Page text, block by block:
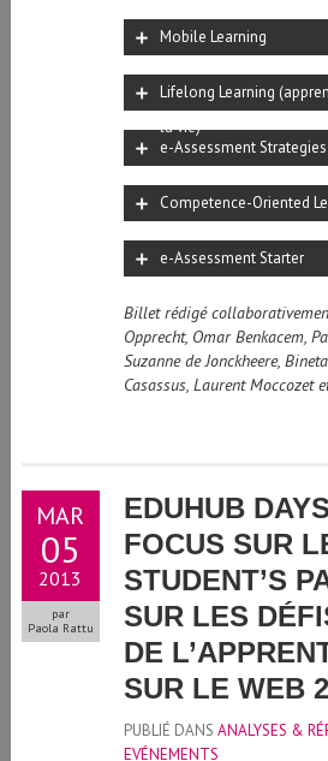
Mobile Learning
Lifelong Learning
la vie)
e-Assessment Strategies
Competence-Oriented
e-Assessment Starter
Billet rédigé
Opprecht, Omar Benkacem,
Suzanne de Jonckheere,
Casassus, Laurent Moccozet
MAR
05
2013
par
Paola Rattu
EDUHUB
FOCUS SUR
STUDENT’S
SUR LES
DE
SUR LE WEB
PUBLIÉ DANS ANALYSES &
EVÉNEMENTS